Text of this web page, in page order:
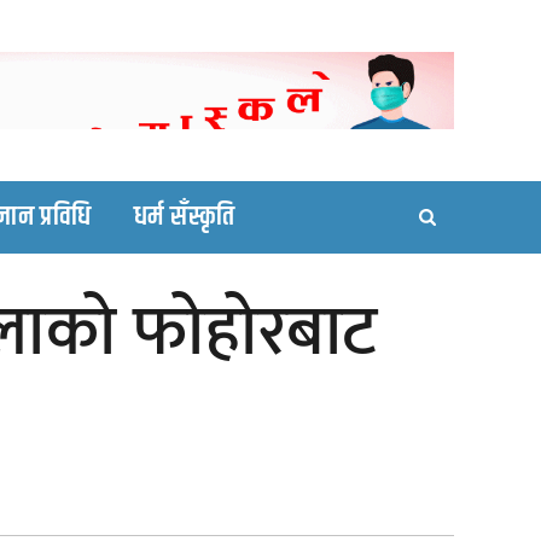
site
प्रविधि धर्म सँस्कृति
फोहोरबाट